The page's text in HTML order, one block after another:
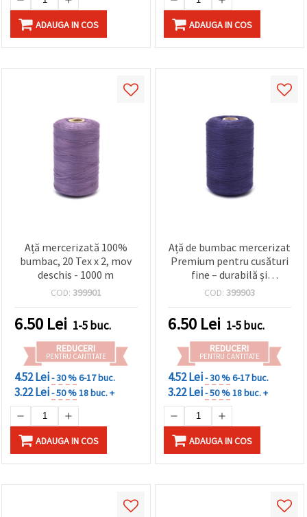
ADAUGA IN COS ADAUGA IN COS
Ață mercerizată 100%
bumbac, 20 Tex x 2, mov
deschis - 1000 m
COD: 399901
6.50 Lei 1-5 buc.
REDUCERI
PENTRU CANTITATE
4.52 Lei- 30 %6-17 buc.
3.22 Lei- 50 %18 buc. +
ADAUGA IN COS
Ață de bumbac mercerizat
Premium pentru cusături
fine – durabilă și
elegantă, mov închis, 20
COD: 399903
6.50 Lei 1-5 buc.
REDUCERI
PENTRU CANTITATE
4.52 Lei- 30 %6-17 buc.
3.22 Lei- 50 %18 buc. +
ADAUGA IN COS